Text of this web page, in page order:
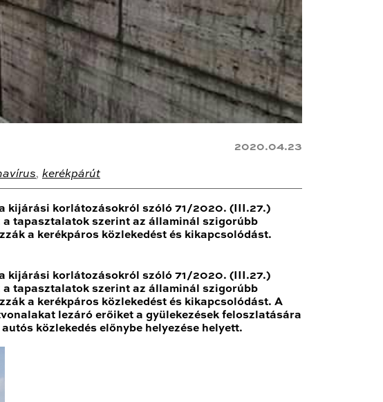
2020.04.23
, kerékpárút
kijárási korlátozásokról szóló 71/2020. (III.27.)
a tapasztalatok szerint az államinál szigorúbb
a kerékpáros közlekedést és kikapcsolódást.
kijárási korlátozásokról szóló 71/2020. (III.27.)
a tapasztalatok szerint az államinál szigorúbb
a kerékpáros közlekedést és kikapcsolódást. A
lezáró erőiket a gyülekezések feloszlatására
közlekedés előnybe helyezése helyett.